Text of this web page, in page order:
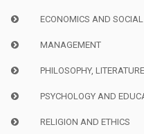
ECONOMICS AND SOCIAL
MANAGEMENT
PHILOSOPHY,
PSYCHOLOGY AND
RELIGION AND ETHICS